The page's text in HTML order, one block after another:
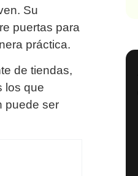
Su
puertas para
práctica.
de tiendas,
los que
puede ser